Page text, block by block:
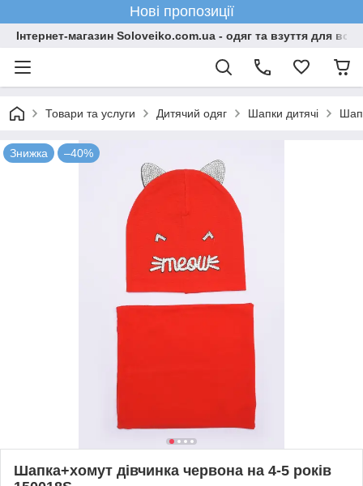
Нові пропозиції
Інтернет-магазин Soloveiko.com.ua - одяг та взуття для всієї
Товари та услуги Дитячий одяг Шапки дитячі
Знижка –40%
Шапка+хомут дівчинка червона на 4-5 років